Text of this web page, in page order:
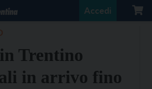
Accedi
Trentino
in arrivo fino